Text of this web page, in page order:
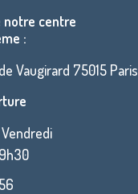
centre
:
Vaugirard 75015 Paris